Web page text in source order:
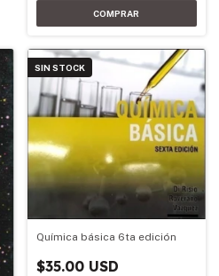
SIN STOCK
Química básica 6ta edición
$35.00 USD